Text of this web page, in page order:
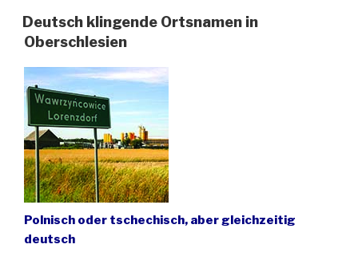
Deutsch klingende Ortsnamen in
Oberschlesien
Polnisch oder tschechisch, aber gleichzeitig
deutsch